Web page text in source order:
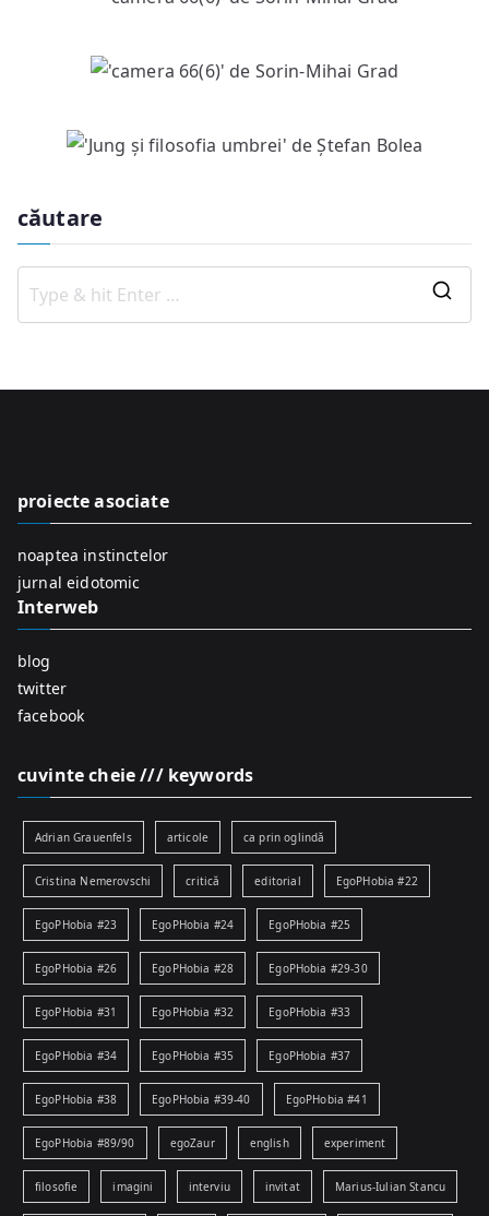
căutare
o
proiecte asociate
noaptea instinctelor
jurnal eidotomic
Interweb
blog
twitter
facebook
cuvinte cheie /// keywords
Adrian Grauenfels articole ca prin oglindă
Cristina Nemerovschi critică editorial EgoPHobia #22
EgoPHobia #23 EgoPHobia #24 EgoPHobia #25
EgoPHobia #26 EgoPHobia #28 EgoPHobia #29-30
EgoPHobia #31 EgoPHobia #32 EgoPHobia #33
EgoPHobia #34 EgoPHobia #35 EgoPHobia #37
EgoPHobia #38 EgoPHobia #39-40 EgoPHobia #41
EgoPHobia #89/90 egoZaur english experiment
filosofie imagini interviu invitat Marius-Iulian Stancu